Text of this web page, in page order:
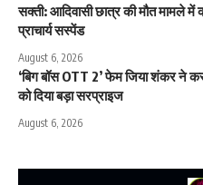
सक्ती: आदिवासी छात्र की मौत मामले
प्राचार्य सस्पेंड
August 6, 2026
‘बिग बॉस OTT 2’ फेम जिया शंकर ने
को दिया बड़ा सरप्राइज
August 6, 2026